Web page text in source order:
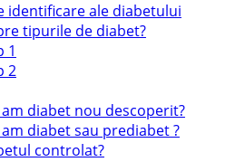
identificare ale diabetului
tipurile de diabet?
1
2
diabet nou descoperit?
diabet sau prediabet ?
controlat?